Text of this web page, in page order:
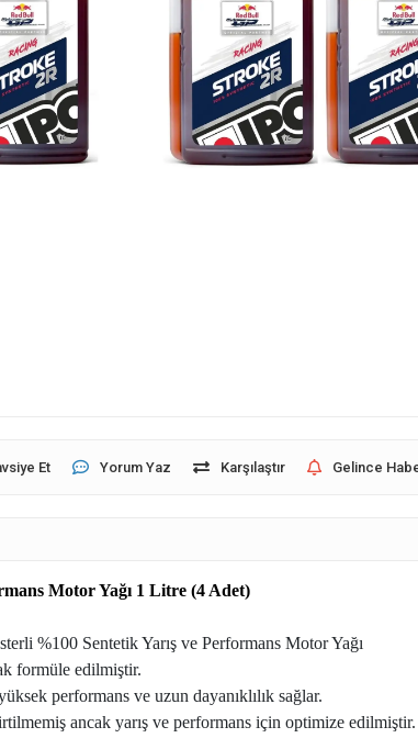
Et Yorum Yaz Karşılaştır Gelince
Motor Yağı 1 Litre (4 Adet)
%100 Sentetik Yarış ve Performans Motor Yağı
formüle edilmiştir.
performans ve uzun dayanıklılık sağlar.
ancak yarış ve performans için optimize edilmiştir.